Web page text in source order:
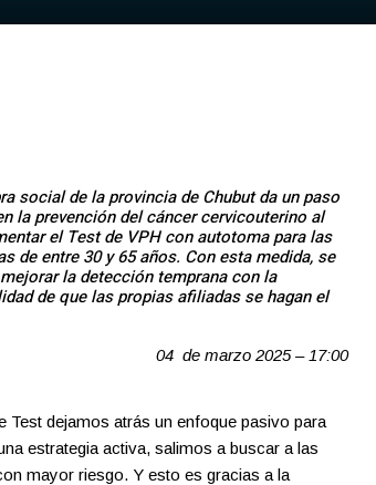
social de la provincia de Chubut da un paso
la prevención del cáncer cervicouterino al
el Test de VPH con autotoma para las
de entre 30 y 65 años. Con esta medida, se
la detección temprana con la
de que las propias afiliadas se hagan el
04 de marzo 2025 – 17:00
Test dejamos atrás un enfoque pasivo para
estrategia activa, salimos a buscar a las
mayor riesgo. Y esto es gracias a la